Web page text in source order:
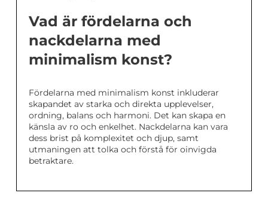
Vad är fördelarna och
nackdelarna med
minimalism konst?
Fördelarna med minimalism konst inkluderar
skapandet av starka och direkta upplevelser,
ordning, balans och harmoni. Det kan skapa en
känsla av ro och enkelhet. Nackdelarna kan vara
dess brist på komplexitet och djup, samt
utmaningen att tolka och förstå för oinvigda
betraktare.